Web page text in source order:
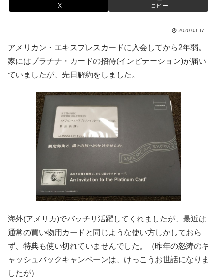
X コピー
2020.03.17
アメリカン・エキスプレスカードに入会してから2年弱。
家にはプラチナ・カードの招待(インビテーション)が届い
ていましたが、先日解約をしました。
海外(アメリカ)でバッチリ活躍してくれましたが、最近は
通常の買い物用カードと同じような使い方しかしておら
ず、特典も使い切れていませんでした。（昨年の怒涛のキ
ャッシュバックキャンペーンは、けっこうお世話になりま
したが）